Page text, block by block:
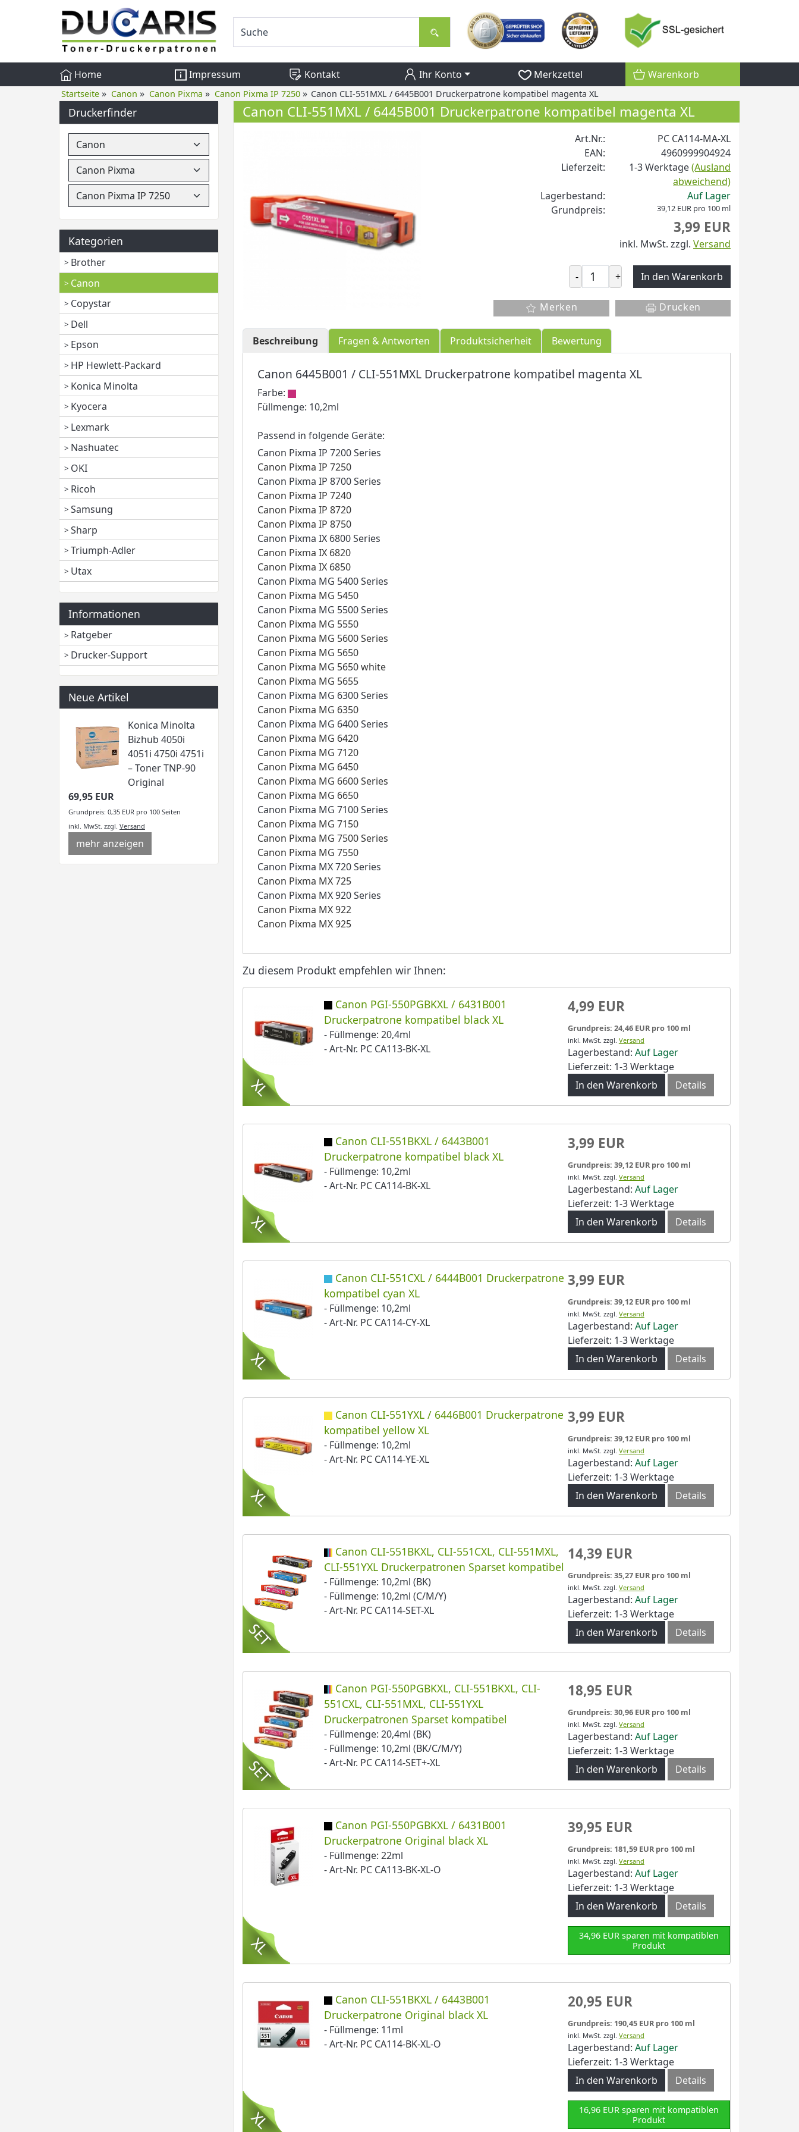
Home Impressum Kontakt Ihr Konto Merkzettel Warenkorb
Startseite » Canon » Canon Pixma » Canon Pixma IP 7250 » Canon CLI-551MXL / 6445B001 Druckerpatrone kompatibel magenta XL
Druckerfinder
Kategorien
Brother
Canon
Copystar
Dell
Epson
HP Hewlett-Packard
Konica Minolta
Kyocera
Lexmark
Nashuatec
OKI
Ricoh
Samsung
Sharp
Triumph-Adler
Utax
Informationen
Ratgeber
Drucker-Support
Neue Artikel
Konica Minolta
Bizhub 4050i
4051i 4750i 4751i
– Toner TNP-90
Original
69,95 EUR
Grundpreis: 0,35 EUR pro 100 Seiten
inkl. MwSt. zzgl. Versand
mehr anzeigen
Canon CLI-551MXL / 6445B001 Druckerpatrone kompatibel magenta XL
Art.Nr.:
PC CA114-MA-XL
EAN:
4960999904924
Lieferzeit:
1-3 Werktage(Ausland
abweichend)
Lagerbestand:
Auf Lager
Grundpreis:
39,12 EUR pro 100 ml
3,99 EUR
inkl. MwSt. zzgl. Versand
- + In den Warenkorb
Merken Drucken
Beschreibung Fragen & Antworten Produktsicherheit Bewertung
Canon 6445B001 / CLI-551MXL Druckerpatrone kompatibel magenta XL
Farbe:
Füllmenge: 10,2ml
Passend in folgende Geräte:
Canon Pixma IP 7200 Series
Canon Pixma IP 7250
Canon Pixma IP 8700 Series
Canon Pixma IP 7240
Canon Pixma IP 8720
Canon Pixma IP 8750
Canon Pixma IX 6800 Series
Canon Pixma IX 6820
Canon Pixma IX 6850
Canon Pixma MG 5400 Series
Canon Pixma MG 5450
Canon Pixma MG 5500 Series
Canon Pixma MG 5550
Canon Pixma MG 5600 Series
Canon Pixma MG 5650
Canon Pixma MG 5650 white
Canon Pixma MG 5655
Canon Pixma MG 6300 Series
Canon Pixma MG 6350
Canon Pixma MG 6400 Series
Canon Pixma MG 6420
Canon Pixma MG 7120
Canon Pixma MG 6450
Canon Pixma MG 6600 Series
Canon Pixma MG 6650
Canon Pixma MG 7100 Series
Canon Pixma MG 7150
Canon Pixma MG 7500 Series
Canon Pixma MG 7550
Canon Pixma MX 720 Series
Canon Pixma MX 725
Canon Pixma MX 920 Series
Canon Pixma MX 922
Canon Pixma MX 925
Zu diesem Produkt empfehlen wir Ihnen:
Canon PGI-550PGBKXL / 6431B001
Druckerpatrone kompatibel black XL
- Füllmenge: 20,4ml
- Art-Nr. PC CA113-BK-XL
4,99 EUR
Grundpreis: 24,46 EUR pro 100 ml
inkl. MwSt. zzgl. Versand
Lagerbestand: Auf Lager
Lieferzeit: 1-3 Werktage
In den Warenkorb
Details
Canon CLI-551BKXL / 6443B001
Druckerpatrone kompatibel black XL
- Füllmenge: 10,2ml
- Art-Nr. PC CA114-BK-XL
3,99 EUR
Grundpreis: 39,12 EUR pro 100 ml
inkl. MwSt. zzgl. Versand
Lagerbestand: Auf Lager
Lieferzeit: 1-3 Werktage
In den Warenkorb
Details
Canon CLI-551CXL / 6444B001 Druckerpatrone
kompatibel cyan XL
- Füllmenge: 10,2ml
- Art-Nr. PC CA114-CY-XL
3,99 EUR
Grundpreis: 39,12 EUR pro 100 ml
inkl. MwSt. zzgl. Versand
Lagerbestand: Auf Lager
Lieferzeit: 1-3 Werktage
In den Warenkorb
Details
Canon CLI-551YXL / 6446B001 Druckerpatrone
kompatibel yellow XL
- Füllmenge: 10,2ml
- Art-Nr. PC CA114-YE-XL
3,99 EUR
Grundpreis: 39,12 EUR pro 100 ml
inkl. MwSt. zzgl. Versand
Lagerbestand: Auf Lager
Lieferzeit: 1-3 Werktage
In den Warenkorb
Details
Canon CLI-551BKXL, CLI-551CXL, CLI-551MXL,
CLI-551YXL Druckerpatronen Sparset kompatibel
- Füllmenge: 10,2ml (BK)
- Füllmenge: 10,2ml (C/M/Y)
- Art-Nr. PC CA114-SET-XL
14,39 EUR
Grundpreis: 35,27 EUR pro 100 ml
inkl. MwSt. zzgl. Versand
Lagerbestand: Auf Lager
Lieferzeit: 1-3 Werktage
In den Warenkorb
Details
Canon PGI-550PGBKXL, CLI-551BKXL, CLI-
551CXL, CLI-551MXL, CLI-551YXL
Druckerpatronen Sparset kompatibel
- Füllmenge: 20,4ml (BK)
- Füllmenge: 10,2ml (BK/C/M/Y)
- Art-Nr. PC CA114-SET+-XL
18,95 EUR
Grundpreis: 30,96 EUR pro 100 ml
inkl. MwSt. zzgl. Versand
Lagerbestand: Auf Lager
Lieferzeit: 1-3 Werktage
In den Warenkorb
Details
Canon PGI-550PGBKXL / 6431B001
Druckerpatrone Original black XL
- Füllmenge: 22ml
- Art-Nr. PC CA113-BK-XL-O
39,95 EUR
Grundpreis: 181,59 EUR pro 100 ml
inkl. MwSt. zzgl. Versand
Lagerbestand: Auf Lager
Lieferzeit: 1-3 Werktage
In den Warenkorb
Details
34,96 EUR sparen mit kompatiblen
Produkt
Canon CLI-551BKXL / 6443B001
Druckerpatrone Original black XL
- Füllmenge: 11ml
- Art-Nr. PC CA114-BK-XL-O
20,95 EUR
Grundpreis: 190,45 EUR pro 100 ml
inkl. MwSt. zzgl. Versand
Lagerbestand: Auf Lager
Lieferzeit: 1-3 Werktage
In den Warenkorb
Details
16,96 EUR sparen mit kompatiblen
Produkt